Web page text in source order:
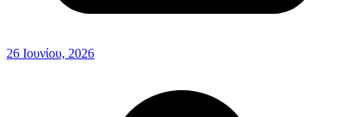
26 Ιουνίου, 2026